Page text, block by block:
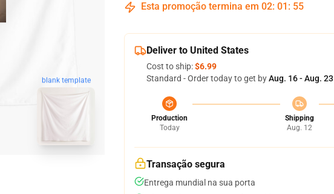
blank template
Esta promoção termina em 02: 01 : 54
Deliver to United States
Cost to ship:$6.99
Standard - Order today to get byAug. 16 - Aug. 23
Production
Today
Shipping
Aug. 12
Transação segura
Entrega mundial na sua porta